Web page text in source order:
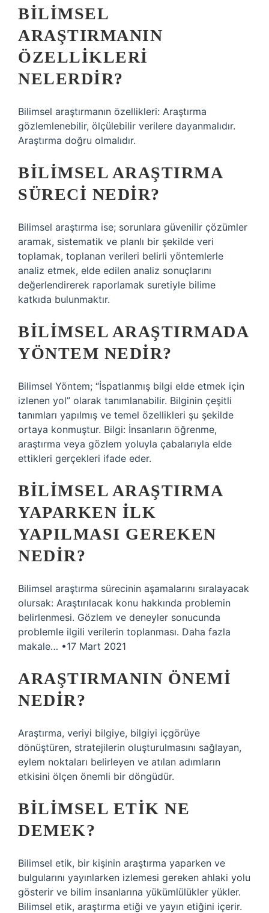
BILIMSEL
ARAŞTIRMANIN
ÖZELLIKLERI
NELERDIR?
Bilimsel araştırmanın özellikleri: Araştırma
gözlemlenebilir, ölçülebilir verilere dayanmalıdır.
Araştırma doğru olmalıdır.
BILIMSEL ARAŞTIRMA
SÜRECI NEDIR?
Bilimsel araştırma ise; sorunlara güvenilir çözümler
aramak, sistematik ve planlı bir şekilde veri
toplamak, toplanan verileri belirli yöntemlerle
analiz etmek, elde edilen analiz sonuçlarını
değerlendirerek raporlamak suretiyle bilime
katkıda bulunmaktır.
BILIMSEL ARAŞTIRMADA
YÖNTEM NEDIR?
Bilimsel Yöntem; “İspatlanmış bilgi elde etmek için
izlenen yol” olarak tanımlanabilir. Bilginin çeşitli
tanımları yapılmış ve temel özellikleri şu şekilde
ortaya konmuştur. Bilgi: İnsanların öğrenme,
araştırma veya gözlem yoluyla çabalarıyla elde
ettikleri gerçekleri ifade eder.
BILIMSEL ARAŞTIRMA
YAPARKEN ILK
YAPILMASI GEREKEN
NEDIR?
Bilimsel araştırma sürecinin aşamalarını sıralayacak
olursak: Araştırılacak konu hakkında problemin
belirlenmesi. Gözlem ve deneyler sonucunda
problemle ilgili verilerin toplanması. Daha fazla
makale… •17 Mart 2021
ARAŞTIRMANIN ÖNEMI
NEDIR?
Araştırma, veriyi bilgiye, bilgiyi içgörüye
dönüştüren, stratejilerin oluşturulmasını sağlayan,
eylem noktaları belirleyen ve atılan adımların
etkisini ölçen önemli bir döngüdür.
BILIMSEL ETIK NE
DEMEK?
Bilimsel etik, bir kişinin araştırma yaparken ve
bulgularını yayınlarken izlemesi gereken ahlaki yolu
gösterir ve bilim insanlarına yükümlülükler yükler.
Bilimsel etik, araştırma etiği ve yayın etiğini içerir.